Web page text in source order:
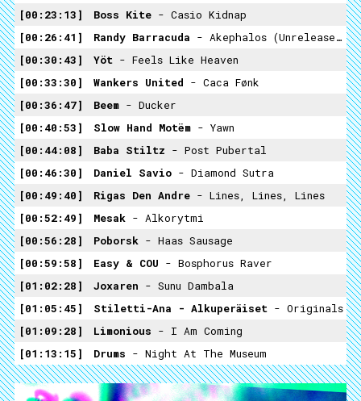
00:23:13
Boss Kite - Casio Kidnap
00:26:41
Randy Barracuda - Akephalos (unreleased)
00:30:43
Yöt - Feels Like Heaven
00:33:30
Wankers United - Caca Fønk
00:36:47
Beem - Ducker
00:40:53
Slow Hand Motëm - Yawn
00:44:08
Baba Stiltz - Post Pubertal
00:46:30
Daniel Savio - Diamond Sutra
00:49:40
Rigas Den Andre - Lines, Lines, Lines
00:52:49
Mesak - Alkorytmi
00:56:28
Poborsk - Haas Sausage
00:59:58
Easy & COU - Bosphorus Raver
01:02:28
Joxaren - Sunu Dambala
01:05:45
Stiletti-Ana - Alkuperäiset - Originals
01:09:28
Limonious - I Am Coming
01:13:15
Drums - Night At The Museum